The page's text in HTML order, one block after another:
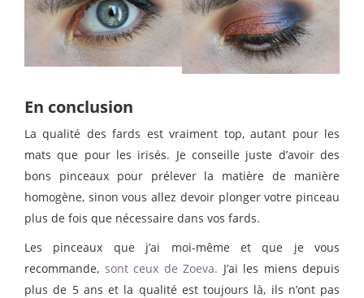
En conclusion
La qualité des fards est vraiment top, autant pour les
mats que pour les irisés. Je conseille juste d’avoir des
bons pinceaux pour prélever la matière de manière
homogène, sinon vous allez devoir plonger votre pinceau
plus de fois que nécessaire dans vos fards.
Les pinceaux que j’ai moi-même et que je vous
recommande, sont ceux de Zoeva. J’ai les miens depuis
plus de 5 ans et la qualité est toujours là, ils n’ont pas